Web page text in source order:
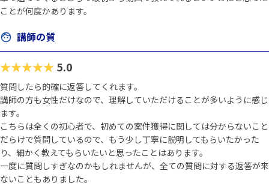
ことが何度かあります。
講師の質
★★★★★ 5.0
質問したら的確に返答してくれます。
講師の方も女性だけなので、理解していただけることが多いように感じ
ます。
こちらは全くの初心者で、初めての案件獲得に関しては分からないこと
だらけで質問しているので、もう少し丁寧に説明してもらいたかった
り、細かく教えてもらいたいと思ったことはあります。
一度に質問しすぎなのかもしれませんが、全ての質問に対する返答が来
ないこともありました。